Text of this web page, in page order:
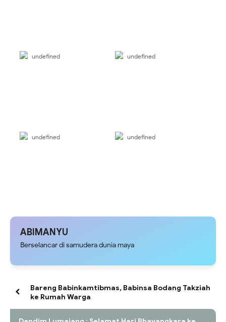
undefined undefined
undefined undefined
ABIMANYU
Berselancar di samudera dunia maya
Bareng Babinkamtibmas, Babinsa Bodang Takziah
ke Rumah Warga